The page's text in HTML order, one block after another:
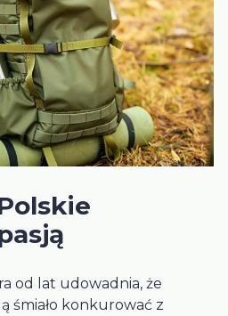
od lat udowadnia, że
śmiało konkurować z